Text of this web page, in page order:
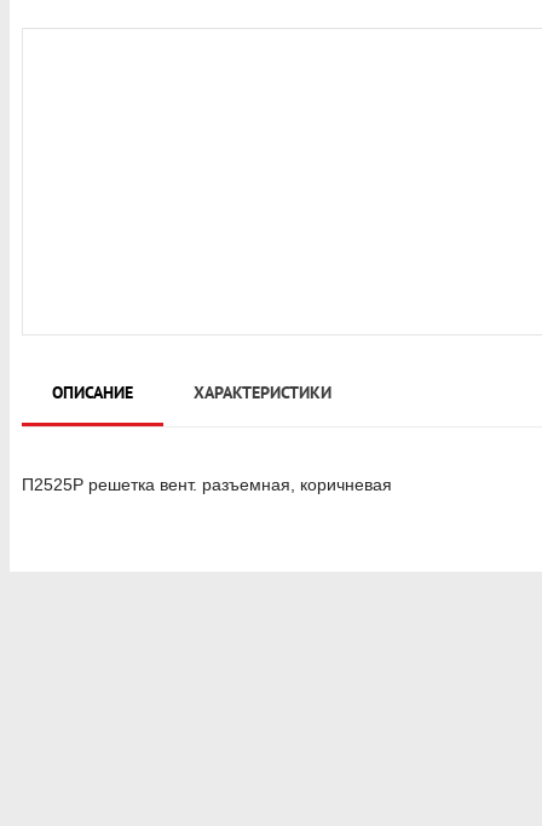
ОПИСАНИЕ ХАРАКТЕРИСТИКИ
П2525Р решетка вент. разъемная, коричневая